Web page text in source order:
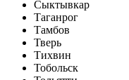
Сыктывкар
Таганрог
Тамбов
Тверь
Тихвин
Тобольск